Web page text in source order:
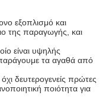
εξοπλισμό και
της παραγωγής, και
είναι υψηλής
τα αγαθά από
δευτερογενείς πρώτες
ποιότητα για